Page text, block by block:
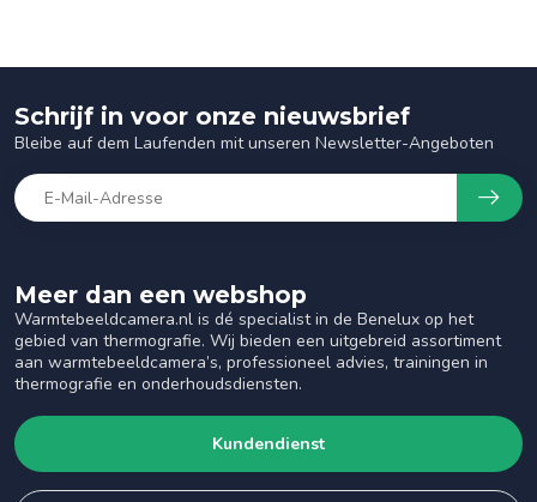
Meer dan een webshop
Warmtebeeldcamera.nl is dé specialist in de Benelux op het
gebied van thermografie. Wij bieden een uitgebreid assortiment
aan warmtebeeldcamera’s, professioneel advies, trainingen in
thermografie en onderhoudsdiensten.
Kundendienst
Schrijf in voor onze nieuwsbrief
Bleibe auf dem Laufenden mit unseren Newsletter-Angeboten